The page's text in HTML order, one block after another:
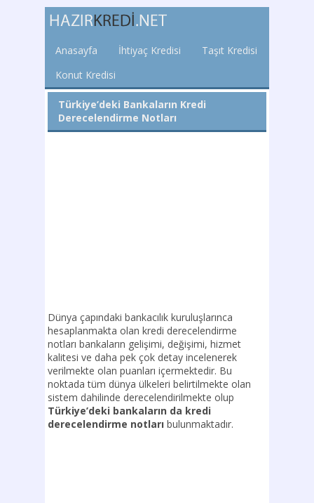
Anasayfa İhtiyaç Kredisi
Taşıt Kredisi
Konut Kredisi
Türkiye’deki Bankaların Kredi
Derecelendirme Notları
Dünya çapındaki bankacılık kuruluşlarınca
hesaplanmakta olan kredi derecelendirme
notları bankaların gelişimi, değişimi, hizmet
kalitesi ve daha pek çok detay incelenerek
verilmekte olan puanları içermektedir. Bu
noktada tüm dünya ülkeleri belirtilmekte olan
sistem dahilinde derecelendirilmekte olup
Türkiye’deki bankaların da kredi
derecelendirme notları bulunmaktadır.